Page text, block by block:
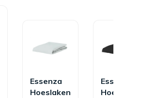
Essenza
Hoeslaken
Essenza
Hoeslaken